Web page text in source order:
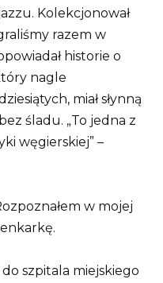
Kolekcjonował
razem w
historie o
nagle
miał słynną
śladu. „To jedna z
węgierskiej” –
w mojej
szpitala miejskiego